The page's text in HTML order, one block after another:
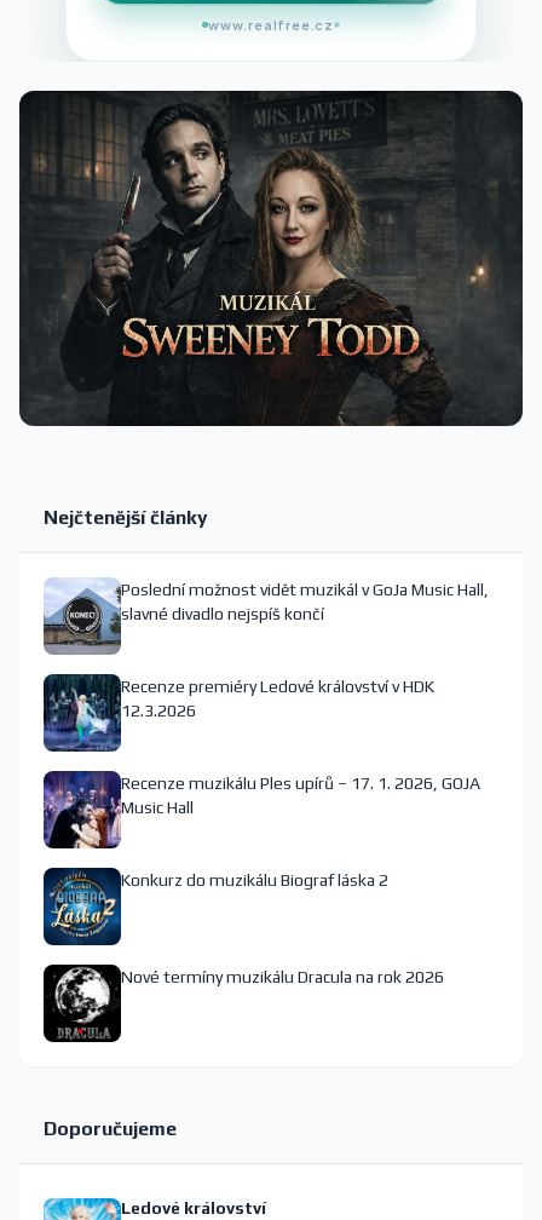
www.realfree.cz
Nejčtenější články
Poslední možnost vidět muzikál v GoJa Music Hall,
slavné divadlo nejspíš končí
Recenze premiéry Ledové království v HDK
12.3.2026
Recenze muzikálu Ples upírů – 17. 1. 2026, GOJA
Music Hall
Konkurz do muzikálu Biograf láska 2
Nové termíny muzikálu Dracula na rok 2026
Doporučujeme
Ledové království